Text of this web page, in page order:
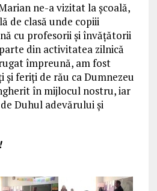
ne-a vizitat la şcoală,
de clasă unde copiii
cu profesorii şi învăţătorii
din activitatea zilnică
împreună, am fost
şi feriţi de rău ca Dumnezeu
în mijlocul nostru, iar
Duhul adevărului şi